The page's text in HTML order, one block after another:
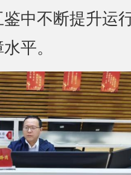
中不断提升运
平。